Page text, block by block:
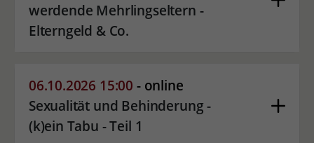
werdende Mehrlingseltern -
Elterngeld & Co.
06.10.2026 15:00 - online
Sexualität und Behinderung -
(k)ein Tabu - Teil 1